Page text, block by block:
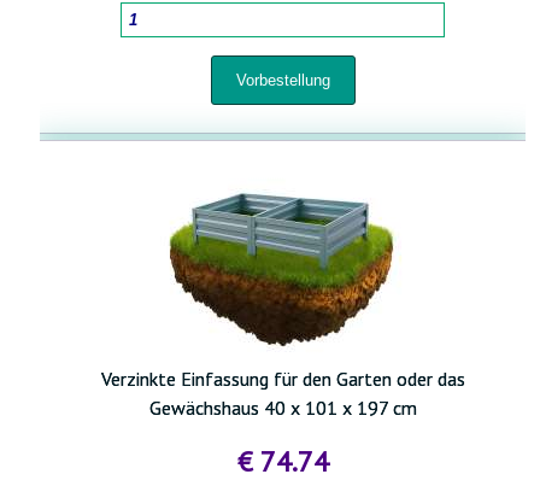
Verzinkte Einfassung für den Garten oder das
Gewächshaus 40 x 101 x 197 cm
€ 74.74